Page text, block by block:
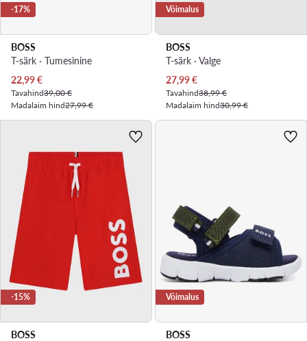
-17%
BOSS
T-särk · Tumesinine
Praegune hind
22,99€
Tavahind39,00 €
Madalaim hind27,99 €
Võimalus
BOSS
T-särk · Valge
Praegune hind
27,99€
Tavahind38,99 €
Madalaim hind30,99 €
-15%
BOSS
Võimalus
BOSS